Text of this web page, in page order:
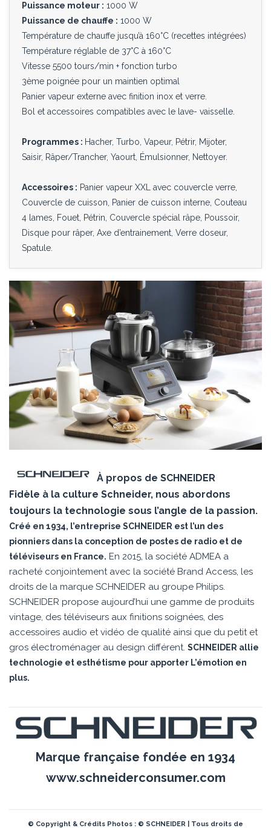
Puissance moteur : 1000 W
Puissance de chauffe : 1000 W
Température de chauffe jusqu’à 160°C (recettes intégrées)
Température réglable de 37°C à 160°C
Vitesse 5500 tours/min + fonction turbo
3ème poignée pour un maintien optimal
Panier vapeur externe avec finition inox et verre.
Bol et accessoires compatibles avec le lave- vaisselle.
Programmes : Hacher, Turbo, Vapeur, Pétrir, Mijoter,
Saisir, Râper/Trancher, Yaourt, Émulsionner, Nettoyer.
Accessoires : Panier vapeur XXL avec couvercle verre,
Couvercle de cuisson, Panier de cuisson interne, Couteau
4 lames, Fouet, Pétrin, Couvercle spécial râpe, Poussoir,
Disque pour râper, Axe d’entrainement, Verre doseur,
Spatule.
À propos de SCHNEIDER
Fidèle à la culture Schneider, nous abordons
toujours la technologie sous l’angle de la passion.
Créé en 1934, l’entreprise SCHNEIDER est l’un des
pionniers dans la conception de postes de radio et de
téléviseurs en France. En 2015, la société ADMEA a
racheté conjointement avec la société Brand Access, les
droits de la marque SCHNEIDER au groupe Philips.
SCHNEIDER propose aujourd’hui une gamme de produits
vintage, des téléviseurs aux finitions soignées, des
accessoires audio et vidéo de qualité ainsi que du petit et
gros électroménager au design différent. SCHNEIDER allie
technologie et esthétisme pour apporter L’émotion en
plus.
Marque française fondée en 1934
www.schneiderconsumer.com
© Copyright & Crédits Photos : © SCHNEIDER | Tous droits de